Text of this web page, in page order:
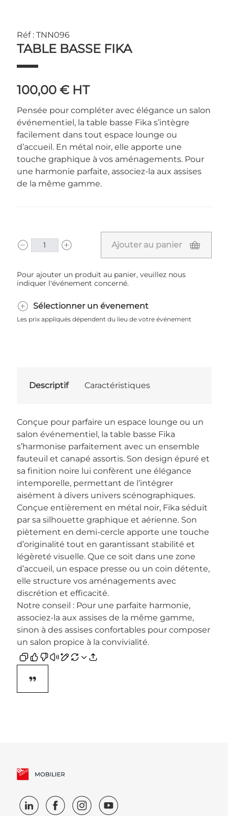
Réf : TNN096
TABLE BASSE FIKA
100,00 € HT
Pensée pour compléter avec élégance un salon
événementiel, la table basse Fika s’intègre
facilement dans tout espace lounge ou
d’accueil. En métal noir, elle apporte une
touche graphique à vos aménagements. Pour
une harmonie parfaite, associez-la aux assises
de la même gamme.
Ajouter au panier
Pour ajouter un produit au panier, veuillez nous
indiquer l'événement concerné.
Sélectionner un évenement
Les prix appliqués dépendent du lieu de votre événement
Descriptif Caractéristiques
Conçue pour parfaire un espace lounge ou un
salon événementiel, la table basse Fika
s’harmonise parfaitement avec un ensemble
fauteuil et canapé assortis. Son design épuré et
sa finition noire lui confèrent une élégance
intemporelle, permettant de l’intégrer
aisément à divers univers scénographiques.
Conçue entièrement en métal noir, Fika séduit
par sa silhouette graphique et aérienne. Son
piètement en demi-cercle apporte une touche
d’originalité tout en garantissant stabilité et
légèreté visuelle. Que ce soit dans une zone
d’accueil, un espace presse ou un coin détente,
elle structure vos aménagements avec
discrétion et efficacité.
Notre conseil : Pour une parfaite harmonie,
associez-la aux assises de la même gamme,
sinon à des assises confortables pour composer
un salon propice à la convivialité.